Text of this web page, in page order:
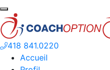
418 841.0220
Accueil